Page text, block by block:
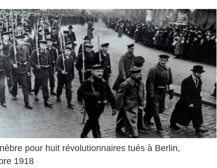
pour huit révolutionnaires tués à Berlin,
1918